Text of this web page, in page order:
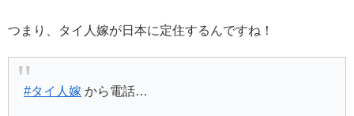
つまり、タイ人嫁が日本に定住するんですね！
#タイ人嫁 から電話…